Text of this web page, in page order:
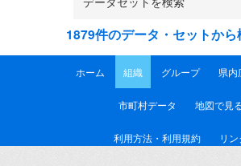
1879件のデータ・セットか
ホーム 組織 グループ 県内
市町村データ 地図で見
利用方法・利用規約 リン